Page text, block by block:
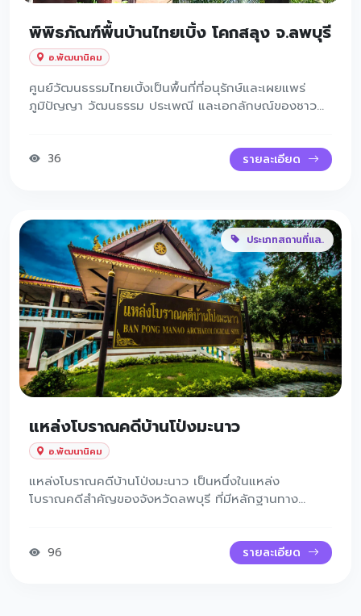
พิพิธภัณฑ์พื้นบ้านไทยเบิ้ง โคกสลุง จ.ลพบุรี
อ.พัฒนานิคม
ศูนย์วัฒนธรรมไทยเบิ้งเป็นพื้นที่ที่อนุรักษ์และเผยแพร่
ภูมิปัญญา วัฒนธรรม ประเพณี และเอกลักษณ์ของชาว
วัฒนธรรมทั้งด้านภาษา เพลงพื้นบ้าน งานฝีมือ อาหาร
และวิถีชีวิตของชุมชน เพื่อให้คนรุ่นหลังและนักท่องเที่ยว
36 รายละเอียด
ประเภทสถานที่แล..
แหล่งโบราณคดีบ้านโป่งมะนาว
อ.พัฒนานิคม
แหล่งโบราณคดีบ้านโป่งมะนาว เป็นหนึ่งในแหล่ง
โบราณคดีสำคัญของจังหวัดลพบุรี ที่มีหลักฐานทาง
3,000 ปีมาแล้ว
96 รายละเอียด